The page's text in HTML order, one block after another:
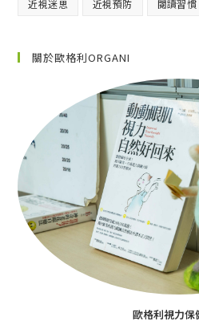
近視迷思 近視預防 閱讀習慣
關於歐格利ORGANI
歐格利視力保